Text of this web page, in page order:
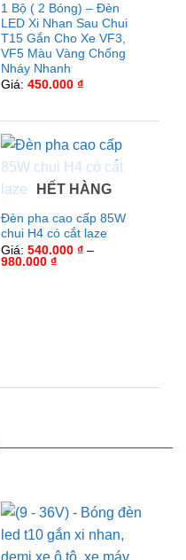
1 Bộ ( 2 Bóng) – Đèn
LED Xi Nhan Sau Chui
T15 Gắn Cho Xe VF3,
VF5 Màu Vàng Chống
Nháy Nhanh
Giá: 450.000 ₫
HẾT HÀNG
Đèn pha cao cấp 85W
chui H4 có cắt laze
Giá: 540.000 ₫ –
980.000 ₫Khoảng